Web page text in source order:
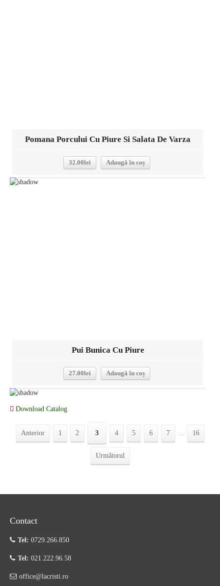
Pomana Porcului Cu Piure Si Salata De Varza
32.00lei Adaugă în coș
Pui Bunica Cu Piure
27.00lei Adaugă în coș
Download Catalog
Anterior 1 2 3 4 5 6 7 ... 16
Următorul
Contact
Tel: 0729.266.850
Tel: 021.222.96.58
office@lacristi.ro